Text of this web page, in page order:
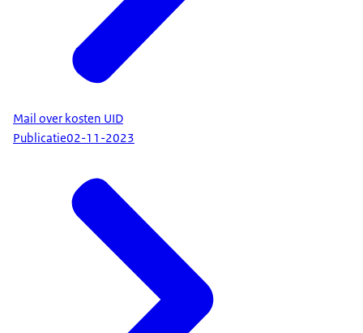
Mail over kosten UID
Publicatie02-11-2023